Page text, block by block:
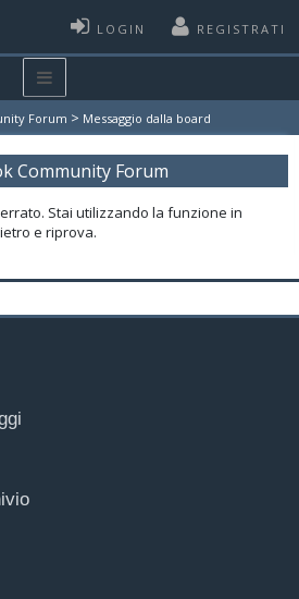
LOGIN REGISTRATI
Forum > Messaggio dalla board
Community Forum
Stai utilizzando la funzione in
e riprova.